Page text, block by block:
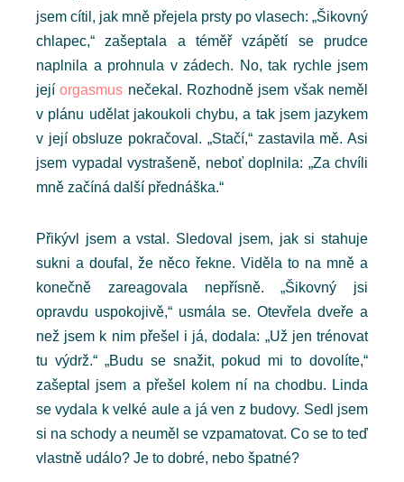
jsem cítil, jak mně přejela prsty po vlasech: „Šikovný
chlapec,“ zašeptala a téměř vzápětí se prudce
naplnila a prohnula v zádech. No, tak rychle jsem
jejíorgasmus nečekal. Rozhodně jsem však neměl
v plánu udělat jakoukoli chybu, a tak jsem jazykem
v její obsluze pokračoval. „Stačí,“ zastavila mě. Asi
jsem vypadal vystrašeně, neboť doplnila: „Za chvíli
mně začíná další přednáška.“
Přikývl jsem a vstal. Sledoval jsem, jak si stahuje
sukni a doufal, že něco řekne. Viděla to na mně a
konečně zareagovala nepřísně. „Šikovný jsi
opravdu uspokojivě,“ usmála se. Otevřela dveře a
než jsem k nim přešel i já, dodala: „Už jen trénovat
tu výdrž.“ „Budu se snažit, pokud mi to dovolíte,“
zašeptal jsem a přešel kolem ní na chodbu. Linda
se vydala k velké aule a já ven z budovy. Sedl jsem
si na schody a neuměl se vzpamatovat. Co se to teď
vlastně událo? Je to dobré, nebo špatné?